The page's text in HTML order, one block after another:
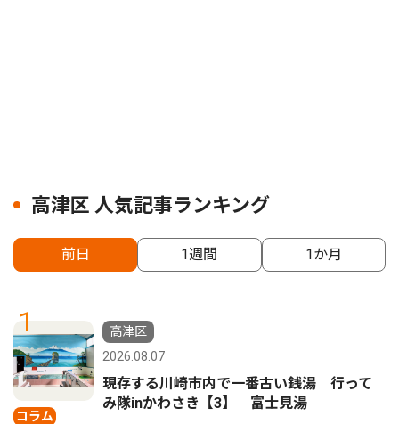
高津区 人気記事ランキング
前日 1週間 1か月
1
コラム
高津区
2026.08.07
現存する川崎市内で一番古い銭湯 行って
み隊inかわさき【3】 富士見湯